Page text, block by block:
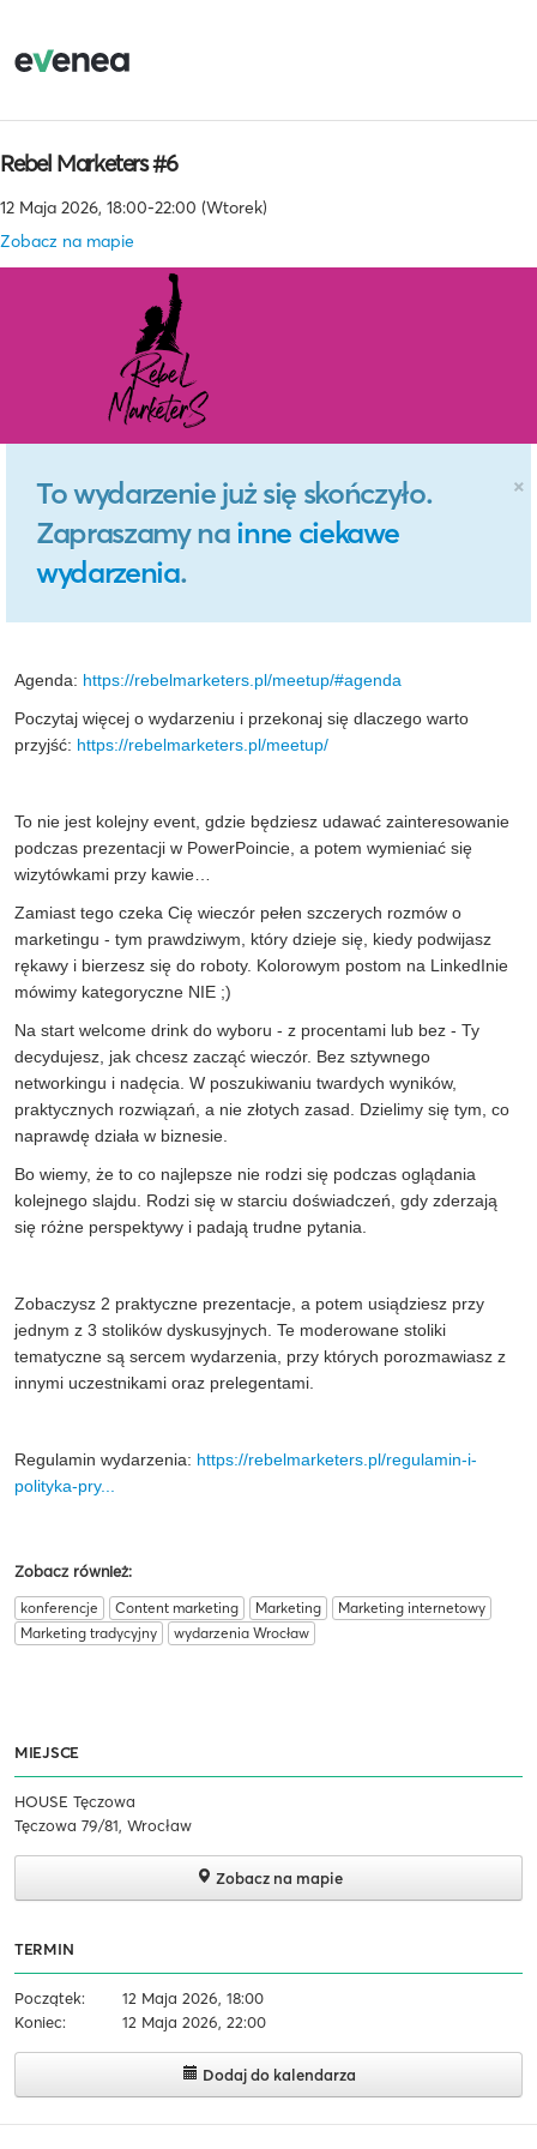
Rebel Marketers #6
12 Maja 2026, 18:00-22:00 (Wtorek)
Zobacz na mapie
×
To wydarzenie już się skończyło.
Zapraszamy na inne ciekawe
wydarzenia.
Agenda: https://rebelmarketers.pl/meetup/#agenda
Poczytaj więcej o wydarzeniu i przekonaj się dlaczego warto
przyjść: https://rebelmarketers.pl/meetup/
To nie jest kolejny event, gdzie będziesz udawać zainteresowanie
podczas prezentacji w PowerPoincie, a potem wymieniać się
wizytówkami przy kawie…
Zamiast tego czeka Cię wieczór pełen szczerych rozmów o
marketingu - tym prawdziwym, który dzieje się, kiedy podwijasz
rękawy i bierzesz się do roboty. Kolorowym postom na LinkedInie
mówimy kategoryczne NIE ;)
Na start welcome drink do wyboru - z procentami lub bez - Ty
decydujesz, jak chcesz zacząć wieczór. Bez sztywnego
networkingu i nadęcia. W poszukiwaniu twardych wyników,
praktycznych rozwiązań, a nie złotych zasad. Dzielimy się tym, co
naprawdę działa w biznesie.
Bo wiemy, że to co najlepsze nie rodzi się podczas oglądania
kolejnego slajdu. Rodzi się w starciu doświadczeń, gdy zderzają
się różne perspektywy i padają trudne pytania.
Zobaczysz 2 praktyczne prezentacje, a potem usiądziesz przy
jednym z 3 stolików dyskusyjnych. Te moderowane stoliki
tematyczne są sercem wydarzenia, przy których porozmawiasz z
innymi uczestnikami oraz prelegentami.
Regulamin wydarzenia: https://rebelmarketers.pl/regulamin-i-
polityka-pry...
Zobacz również:
konferencje Content marketing Marketing
Marketing internetowy
Marketing tradycyjny
wydarzenia Wrocław
MIEJSCE
HOUSE Tęczowa
Tęczowa 79/81, Wrocław
Zobacz na mapie
TERMIN
Początek:
12 Maja 2026, 18:00
Koniec:
12 Maja 2026, 22:00
Dodaj do kalendarza